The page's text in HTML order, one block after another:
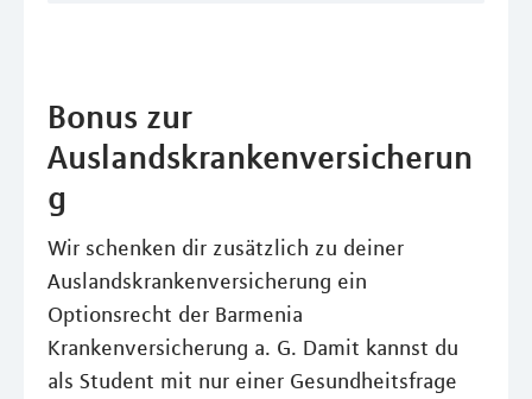
Bonus zur
Auslandskrankenversicherun
g
Wir schenken dir zusätzlich zu deiner
Auslandskrankenversicherung ein
Optionsrecht der Barmenia
Krankenversicherung a. G. Damit kannst du
als Student mit nur einer Gesundheitsfrage